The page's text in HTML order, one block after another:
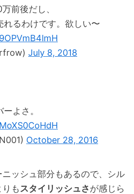
前後だし、
れるわけです。欲しい〜
July 8, 2018
よさ。
October 28, 2016
ッシュ部分もあるので、シル
も スタイリッシュさが感じら